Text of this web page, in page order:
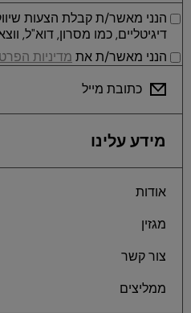
הנני מאשר/ת קבלת הצעות
דיגיטליים, כמו מסרון, דוא"ל,
הנני מאשר/ת את מדיניות
כתובת מייל
מידע עלינו
אודות
מגזין
צור קשר
ממליצים